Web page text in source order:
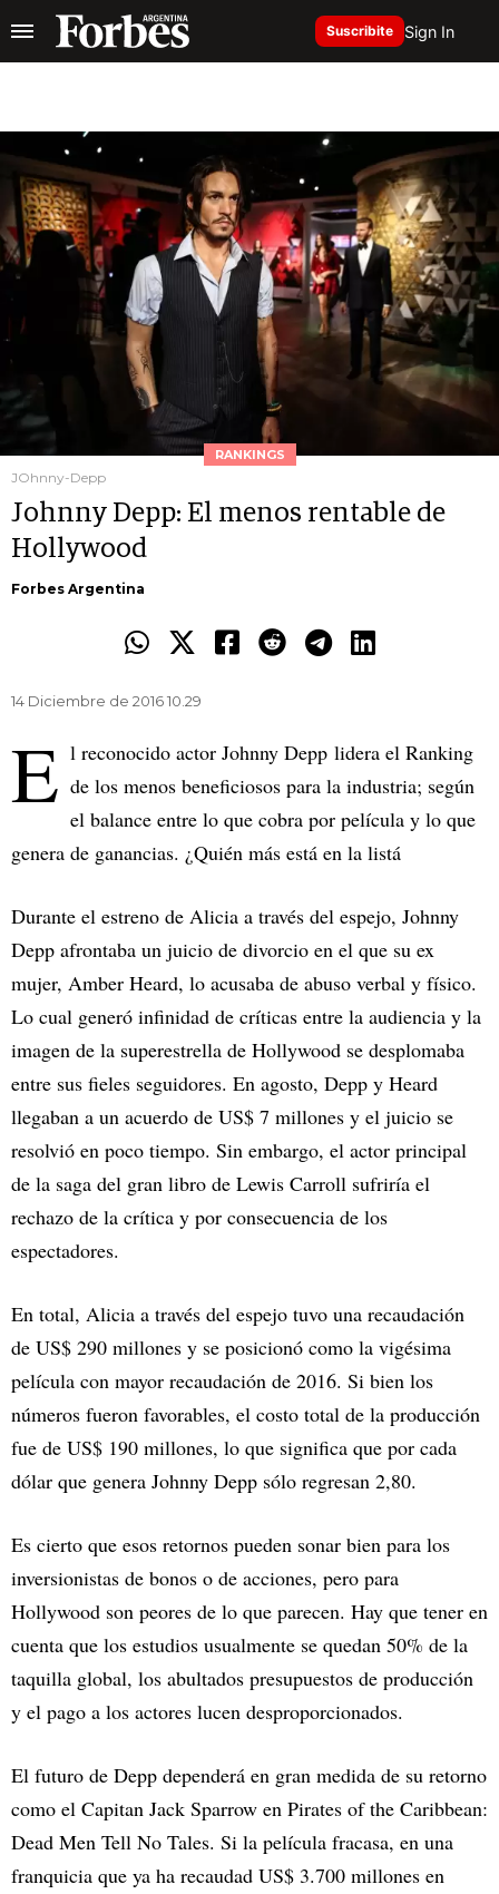
Suscribite Sign In
RANKINGS
JOhnny-Depp
Johnny Depp: El menos rentable de
Hollywood
Forbes Argentina
14 Diciembre de 2016 10.29
E l reconocido actor Johnny Depp lidera el Ranking
de los menos beneficiosos para la industria; según
el balance entre lo que cobra por película y lo que
genera de ganancias. ¿Quién más está en la listá
Durante el estreno de Alicia a través del espejo, Johnny
Depp afrontaba un juicio de divorcio en el que su ex
mujer, Amber Heard, lo acusaba de abuso verbal y físico.
Lo cual generó infinidad de críticas entre la audiencia y la
imagen de la superestrella de Hollywood se desplomaba
entre sus fieles seguidores. En agosto, Depp y Heard
llegaban a un acuerdo de US$ 7 millones y el juicio se
resolvió en poco tiempo. Sin embargo, el actor principal
de la saga del gran libro de Lewis Carroll sufriría el
rechazo de la crítica y por consecuencia de los
espectadores.
En total, Alicia a través del espejo tuvo una recaudación
de US$ 290 millones y se posicionó como la vigésima
película con mayor recaudación de 2016. Si bien los
números fueron favorables, el costo total de la producción
fue de US$ 190 millones, lo que significa que por cada
dólar que genera Johnny Depp sólo regresan 2,80.
Es cierto que esos retornos pueden sonar bien para los
inversionistas de bonos o de acciones, pero para
Hollywood son peores de lo que parecen. Hay que tener en
cuenta que los estudios usualmente se quedan 50% de la
taquilla global, los abultados presupuestos de producción
y el pago a los actores lucen desproporcionados.
El futuro de Depp dependerá en gran medida de su retorno
como el Capitan Jack Sparrow en Pirates of the Caribbean:
Dead Men Tell No Tales. Si la película fracasa, en una
franquicia que ya ha recaudad US$ 3.700 millones en